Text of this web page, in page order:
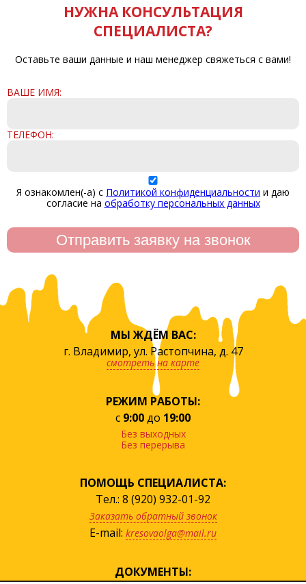
НУЖНА КОНСУЛЬТАЦИЯ
СПЕЦИАЛИСТА?
Оставьте ваши данные и наш менеджер свяжеться с вами!
ВАШЕ ИМЯ:
ТЕЛЕФОН:
Я ознакомлен(-а) с Политикой конфиденциальности и даю
согласие на обработку персональных данных
МЫ ЖДЁМ ВАС:
г. Владимир, ул. Растопчина, д. 47
смотреть на карте
РЕЖИМ РАБОТЫ:
с 9:00до 19:00
Без выходных
Без перерыва
ПОМОЩЬ СПЕЦИАЛИСТА:
Тел.: 8 (920) 932-01-92
Заказать обратный звонок
E-mail: kresovaolga@mail.ru
ДОКУМЕНТЫ: